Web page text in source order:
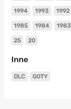
1994 1993 1992
1985 1984 1983
25 20
Inne
DLC GOTY